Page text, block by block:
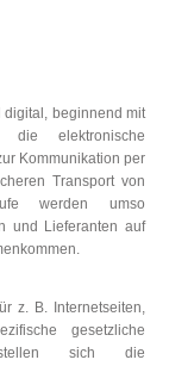
digital, beginnend mit
elektronische
Kommunikation per
Transport von
werden umso
und Lieferanten auf
z. B. Internetseiten,
gesetzliche
sich die